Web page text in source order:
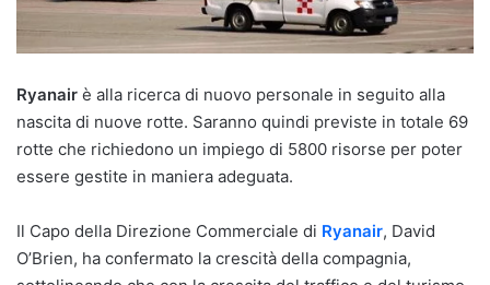
Ryanair è alla ricerca di nuovo personale in seguito alla
nascita di nuove rotte. Saranno quindi previste in totale 69
rotte che richiedono un impiego di 5800 risorse per poter
essere gestite in maniera adeguata.
Il Capo della Direzione Commerciale di Ryanair, David
O’Brien, ha confermato la crescità della compagnia,